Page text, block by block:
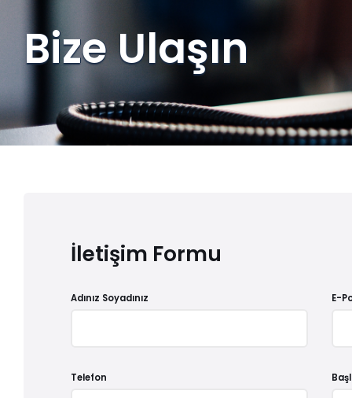
Bize Ulaşın
İletişim Formu
Adınız Soyadınız E-
Telefon